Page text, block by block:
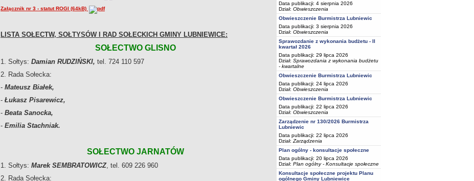
Załącznik nr 3 - statut ROGI (64kB)
LISTA SOŁECTW, SOŁTYSÓW I RAD SOŁECKICH GMINY LUBNIEWICE:
SOŁECTWO GLISNO
1. Sołtys: Damian RUDZIŃSKI, tel. 724 110 597
2. Rada Sołecka:
- Mateusz Białek,
- Łukasz Pisarewicz,
- Beata Sanocka,
- Emilia Stachniak.
SOŁECTWO JARNATÓW
1. Sołtys: Marek SEMBRATOWICZ, tel. 609 226 960
2. Rada Sołecka:
Data publikacji: 4 sierpnia 2026
Dział: Obwieszczenia
Obwieszczenie Burmistrza Lubniewic
Data publikacji: 3 sierpnia 2026
Dział: Obwieszczenia
Sprawozdanie z wykonania budżetu - II
kwartał 2026
Data publikacji: 29 lipca 2026
Dział: Sprawozdania z wykonania budżetu
- kwartalne
Obwieszczenie Burmistrza Lubniewic
Data publikacji: 24 lipca 2026
Dział: Obwieszczenia
Obwieszczenie Burmistrza Lubniewic
Data publikacji: 22 lipca 2026
Dział: Obwieszczenia
Zarządzenie nr 130/2026 Burmistrza
Lubniewic
Data publikacji: 22 lipca 2026
Dział: Zarządzenia
Plan ogólny - konsultacje społeczne
Data publikacji: 20 lipca 2026
Dział: Plan ogólny - Konsultacje społeczne
Konsultacje społeczne projektu Planu
ogólnego Gminy Lubniewice